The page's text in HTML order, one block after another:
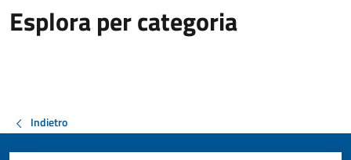
Esplora per categoria
Indietro